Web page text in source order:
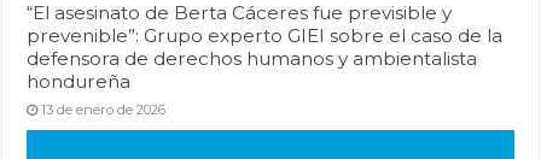
“El asesinato de Berta Cáceres fue previsible y
prevenible”: Grupo experto GIEI sobre el caso de la
defensora de derechos humanos y ambientalista
hondureña
13 de enero de 2026